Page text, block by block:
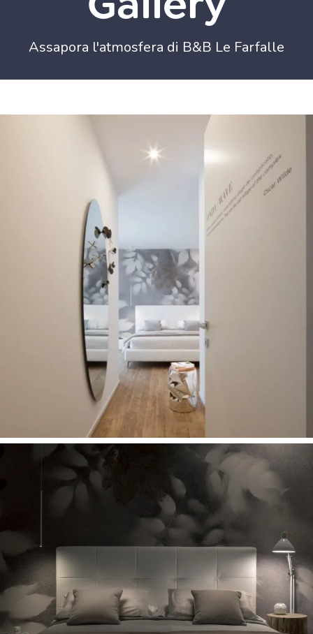
Assapora l'atmosfera di B&B Le Farfalle